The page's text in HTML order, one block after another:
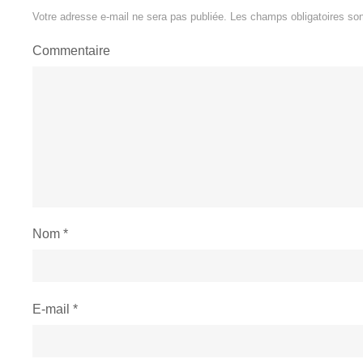
Votre adresse e-mail ne sera pas publiée. Les champs obligatoires
Commentaire
Nom *
E-mail *